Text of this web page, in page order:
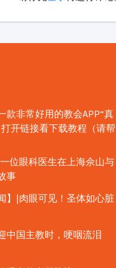
款非常好用的教会APP“真
开链接看下载教程（请帮
一位眼科医生在上海佘山与
事
】|肉眼可见！圣体如心脏
中国主教时，哽咽流泪